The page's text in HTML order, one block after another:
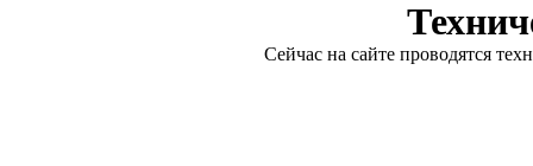
Сейчас на сайте проводятся